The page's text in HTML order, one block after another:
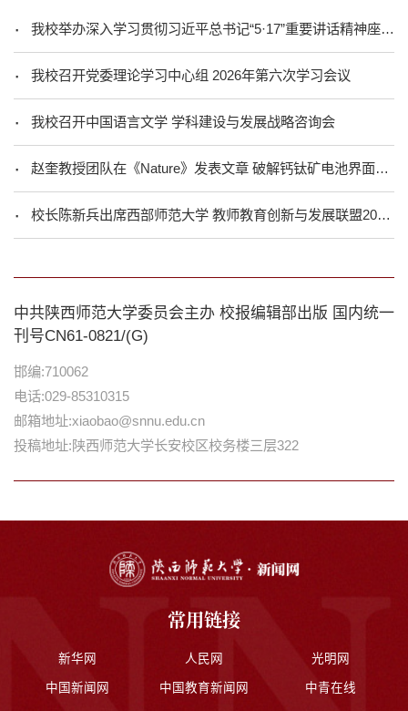
我校举办深入学习贯彻习近平总书记“5·17”重要讲话精神座谈会暨哲学社会科学成果展系列活动
我校召开党委理论学习中心组 2026年第六次学习会议
我校召开中国语言文学 学科建设与发展战略咨询会
赵奎教授团队在《Nature》发表文章 破解钙钛矿电池界面能量损失难题
校长陈新兵出席西部师范大学 教师教育创新与发展联盟2026年年会
中共陕西师范大学委员会主办 校报编辑部出版 国内统一
刊号CN61-0821/(G)
邯编:710062
电话:029-85310315
邮箱地址:xiaobao@snnu.edu.cn
投稿地址:陕西师范大学长安校区校务楼三层322
常用链接
新华网 人民网 光明网
中国新闻网 中国教育新闻网 中青在线